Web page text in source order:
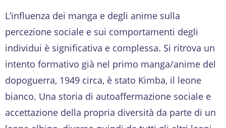
L’influenza dei manga e degli anime sulla
percezione sociale e sui comportamenti degli
individui è significativa e complessa. Si ritrova un
intento formativo già nel primo manga/anime del
dopoguerra, 1949 circa, è stato Kimba, il leone
bianco. Una storia di autoaffermazione sociale e
accettazione della propria diversità da parte di un